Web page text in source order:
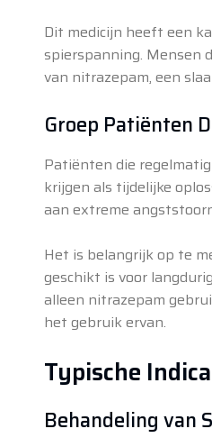
Dit medicijn heeft een
spierspanning. Mensen
van nitrazepam, een
Groep Patiënten
Patiënten die
krijgen als tijdelijke
aan extreme
Het is belangrijk op te
geschikt is voor
alleen nitrazepam
het gebruik ervan.
Typische
Behandeling van